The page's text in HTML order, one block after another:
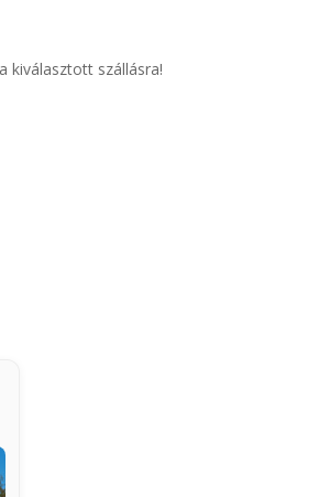
kiválasztott szállásra!